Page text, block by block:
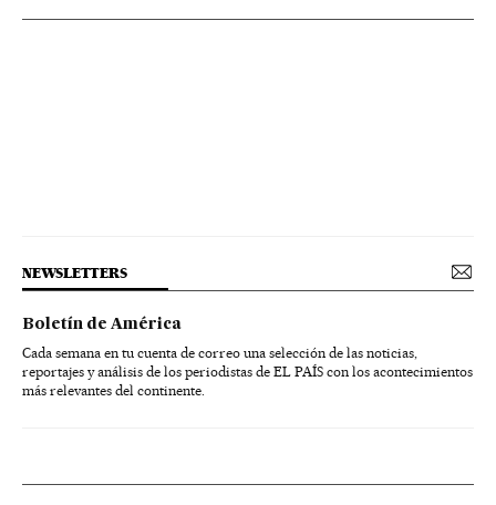
NEWSLETTERS
Boletín de América
Cada semana en tu cuenta de correo una selección de las noticias,
reportajes y análisis de los periodistas de EL PAÍS con los acontecimientos
más relevantes del continente.